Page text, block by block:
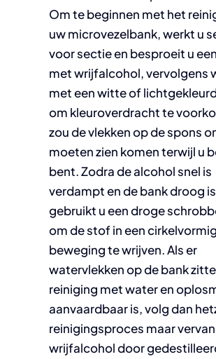
Om te beginnen met het
uw microvezelbank, werkt u
voor sectie en besproeit u
met wrijfalcohol, vervolgens
met een witte of
om kleuroverdracht te
zou de vlekken op de spons
moeten zien komen terwijl u
bent. Zodra de alcohol snel is
verdampt en de bank droog
gebruikt u een droge
om de stof in een
beweging te wrijven. Als er
watervlekken op de bank
reiniging met water en
aanvaardbaar is, volg dan
reinigingsproces maar
wrijfalcohol door